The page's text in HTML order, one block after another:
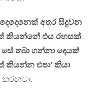
අතර සිදුවන
කියන්නේ එය රහසක්
තබා ගන්නා දෙයක්
කියන්න එපා’ කියා
කරනවා.